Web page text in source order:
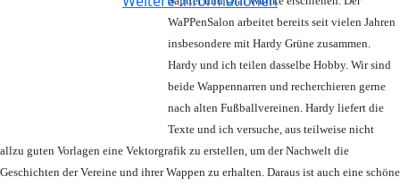
WaPPenSalon arbeitet bereits seit vielen Jahren
insbesondere mit Hardy Grüne zusammen.
Hardy und ich teilen dasselbe Hobby. Wir sind
beide Wappennarren und recherchieren gerne
nach alten Fußballvereinen. Hardy liefert die
Texte und ich versuche, aus teilweise nicht
allzu guten Vorlagen eine Vektorgrafik zu erstellen, um der Nachwelt die
Geschichten der Vereine und ihrer Wappen zu erhalten. Daraus ist auch eine schöne